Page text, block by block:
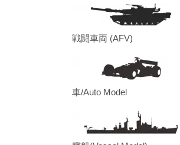
戦闘車両 (AFV)
車/Auto Model